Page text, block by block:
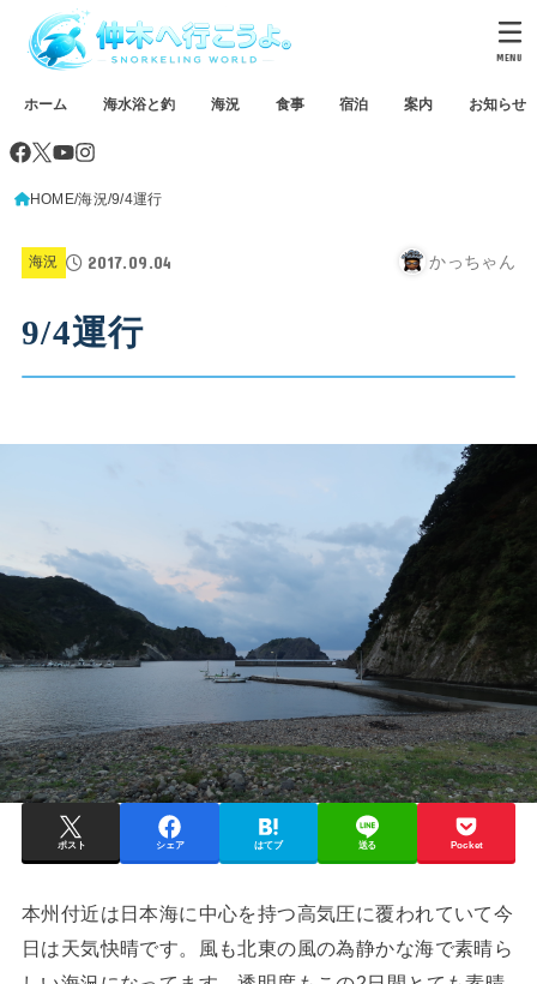
ホーム 海水浴と釣 海況 食事 宿泊 案内 お知らせ
MENU
HOME 海況 9/4運行
海況 2017.09.04 かっちゃん
9/4運行
ポスト シェア はてブ 送る Pocket
本州付近は日本海に中心を持つ高気圧に覆われていて今
日は天気快晴です。風も北東の風の為静かな海で素晴ら